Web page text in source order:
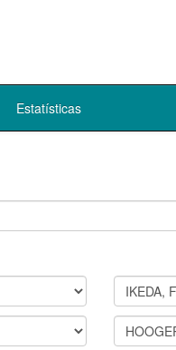
Estatísticas